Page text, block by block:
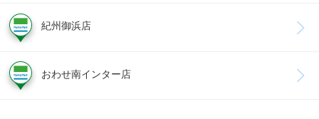
紀州御浜店
おわせ南インター店